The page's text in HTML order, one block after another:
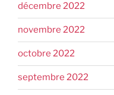
décembre 2022
novembre 2022
octobre 2022
septembre 2022